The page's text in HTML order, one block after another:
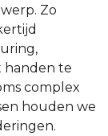
Zo
handen te
complex
houden we